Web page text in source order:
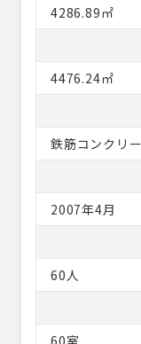
4286.89㎡
4476.24㎡
鉄筋コンクリ
2007年4月
60人